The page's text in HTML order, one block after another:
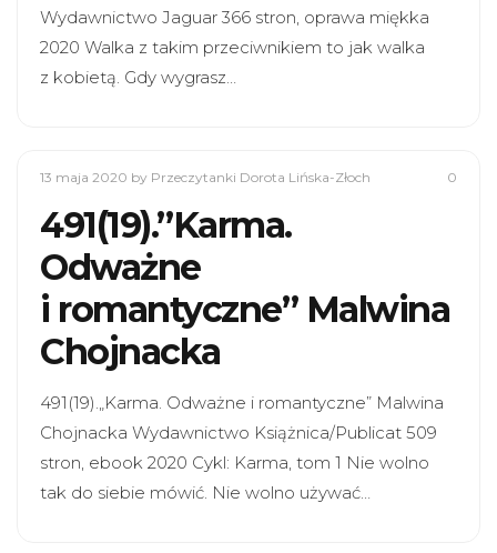
Wydawnictwo Jaguar 366 stron, oprawa miękka
2020 Walka z takim przeciwnikiem to jak walka
z kobietą. Gdy wygrasz…
13 maja 2020 by Przeczytanki Dorota Lińska-Złoch 0
491(19).”Karma.
Odważne
i romantyczne” Malwina
Chojnacka
491(19).„Karma. Odważne i romantyczne” Malwina
Chojnacka Wydawnictwo Książnica/Publicat 509
stron, ebook 2020 Cykl: Karma, tom 1 Nie wolno
tak do siebie mówić. Nie wolno używać…